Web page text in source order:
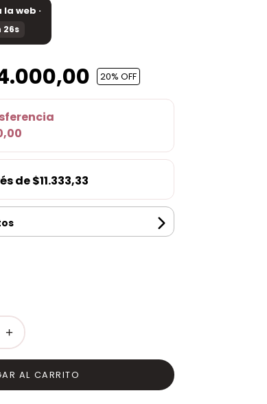
web ·
26s
20% OFF
de$11.333,33
+
AL CARRITO